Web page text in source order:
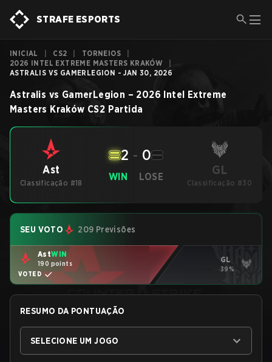
STRAFE ESPORTS
INICIAL CS2 TORNEIOS
2026 INTEL EXTREME MASTERS KRAKÓW
ASTRALIS VS GAMERLEGION - JAN 30, 2026
Astralis vs GamerLegion – 2026 Intel Extreme
Masters Kraków CS2 Partida
Ast
Classificação #18
WIN
2 - 0
LOSE GL
Classificação #30
SEU VOTO 209 Previsões
AstWIN
190 points
VOTED
GL
39%
RESUMO DA PONTUAÇÃO
SELECIONE UM JOGO